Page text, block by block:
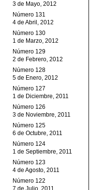
3 de Mayo, 2012
Número 131
4 de Abril, 2012
Número 130
1 de Marzo, 2012
Número 129
2 de Febrero, 2012
Número 128
5 de Enero, 2012
Número 127
1 de Diciembre, 2011
Número 126
3 de Noviembre, 2011
Número 125
6 de Octubre, 2011
Número 124
1 de Septiembre, 2011
Número 123
4 de Agosto, 2011
Número 122
7 de Julio, 2011